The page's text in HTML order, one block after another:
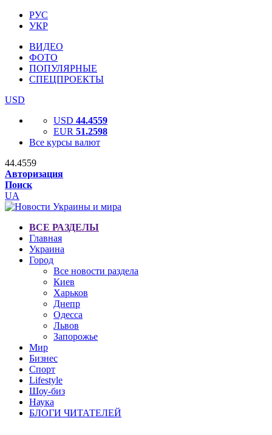
РУС
УКР
ВИДЕО
ФОТО
ПОПУЛЯРНЫЕ
СПЕЦПРОЕКТЫ
USD
USD 44.4559
EUR 51.2598
Все курсы валют
44.4559
Авторизация
Поиск
UA
ВСЕ РАЗДЕЛЫ
Главная
Украина
Город
Все новости раздела
Киев
Харьков
Днепр
Одесса
Львов
Запорожье
Мир
Бизнес
Спорт
Lifestyle
Шоу-биз
Наука
БЛОГИ ЧИТАТЕЛЕЙ